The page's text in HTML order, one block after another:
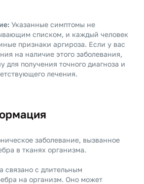
Указанные симптомы не
списком, и каждый человек
признаки аргироза. Если у вас
на наличие этого заболевания,
для получения точного диагноза и
лечения.
заболевание, вызванное
в тканях организма.
связано с длительным
на организм. Оно может